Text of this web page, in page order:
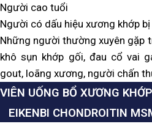
Người cao tuổi
Người có dấu hiệu xương khớp
Những người thường xuyên gặp
khô sụn khớp gối, đau cổ vai
gout, loãng xương, người chấn
VIÊN UỐNG BỔ XƯƠNG
EIKENBI CHONDROITIN